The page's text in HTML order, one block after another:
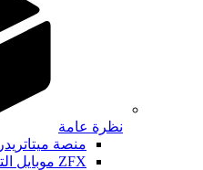
نظرة عامة
منصة ميتاتريدر ZFX 4 للجوال
ZFX موبايل التطبيق